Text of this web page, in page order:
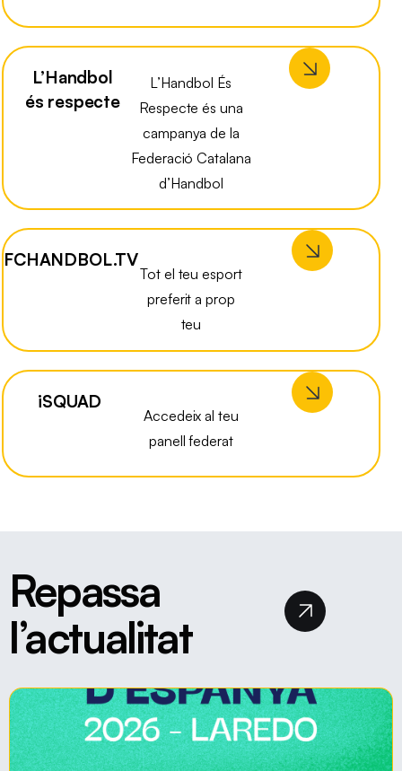
L’Handbol
és respecte
L’Handbol És
Respecte és una
campanya de la
Federació Catalana
d’Handbol
FCHANDBOL.TV
Tot el teu esport
preferit a prop
teu
iSQUAD
Accedeix al teu
panell federat
Repassa
l’actualitat